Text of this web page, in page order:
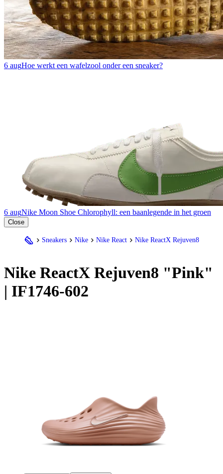
6 augHoe werkt een wafelzool onder een sneaker?
6 augNike Moon Shoe Chlorophyll: een baanlegende in het groen
Close
Sneakers Nike Nike React Nike ReactX Rejuven8
Nike ReactX Rejuven8 "Pink"
| IF1746-602